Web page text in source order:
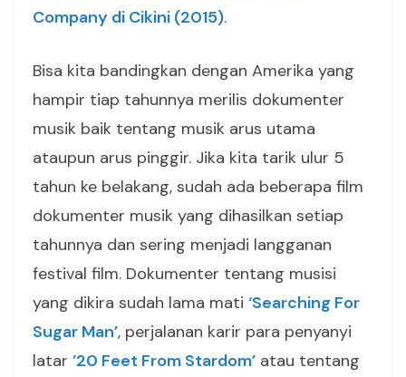
Company di Cikini (2015).
Bisa kita bandingkan dengan Amerika yang
hampir tiap tahunnya merilis dokumenter
musik baik tentang musik arus utama
ataupun arus pinggir. Jika kita tarik ulur 5
tahun ke belakang, sudah ada beberapa film
dokumenter musik yang dihasilkan setiap
tahunnya dan sering menjadi langganan
festival film. Dokumenter tentang musisi
yang dikira sudah lama mati ‘Searching For
Sugar Man’, perjalanan karir para penyanyi
latar ’20 Feet From Stardom’ atau tentang